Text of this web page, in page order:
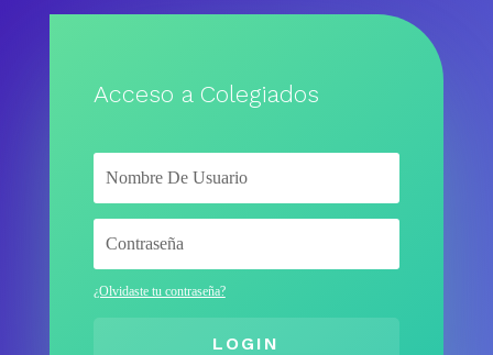
Acceso a Colegiados
¿Olvidaste tu contraseña?
LOGIN